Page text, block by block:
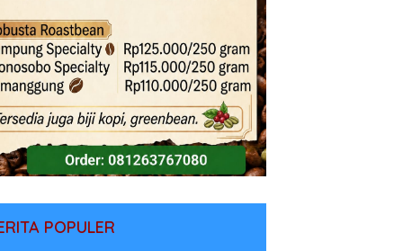
POPULER